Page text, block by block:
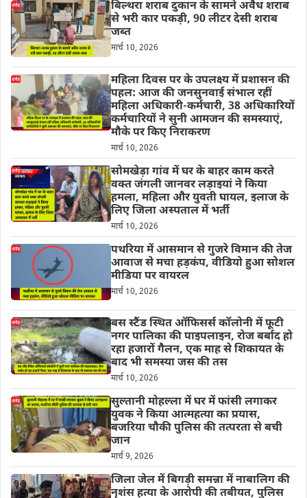
बिल्थरा शराब दुकान के सामने अवैध शराब
से भरी कार पकड़ी, 90 लीटर देसी शराब
जब्त
मार्च 10, 2026
महिला दिवस पर के उपलक्ष्य में प्रशासन की
पहल: आज की जनसुनवाई संभाल रहीं
महिला अधिकारी-कर्मचारी, 38 अधिकारियों
कर्मचारियों ने सुनी आमजन की समस्याएं,
मौके पर किए निराकरण
मार्च 10, 2026
सोमखेड़ा गांव में घर के बाहर काम करते
वक्त जंगली जानवर लड़ाइयां ने किया
हमला, महिला और युवती घायल, इलाज के
लिए जिला अस्पताल में भर्ती
मार्च 10, 2026
पथरिया में आसमान से गुजरे विमान की तेज
आवाज से मचा हड़कंप, वीडियो हुआ सोशल
मीडिया पर वायरल
मार्च 10, 2026
बस स्टैंड स्थित ऑफिसर्स कॉलोनी में फूटी
नगर पालिका की पाइपलाइन, रोज बर्बाद हो
रहा हजारों गैलन, एक माह से शिकायत के
बाद भी समस्या जस की तस
मार्च 10, 2026
सुल्तानी मोहल्ला में घर में फांसी लगाकर
युवक ने किया आत्महत्या का प्रयास,
बजरिया चौकी पुलिस की तत्परता से बची
जान
मार्च 9, 2026
जिला जेल में बिगड़ी समन्ना में नाबालिग की
नृशंस हत्या के आरोपी की तबीयत, पुलिस